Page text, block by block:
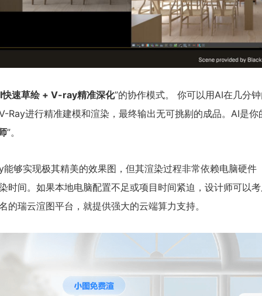
速草绘 + V-ray精准深化”的协作模式。 你可以用AI在几分
Ray进行精准建模和渲染，最终输出无可挑剔的成品。AI是你
”。
够实现极其精美的效果图，但其渲染过程非常依赖电脑硬件
时间。如果本地电脑配置不足或项目时间紧迫，设计师可以
的瑞云渲图平台，就提供强大的云端算力支持。